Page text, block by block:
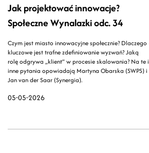
05-05-2026
Jak projektować innowacje?
Społeczne Wynalazki odc. 34
Czym jest miasto innowacyjne społecznie? Dlaczego
kluczowe jest trafne zdefiniowanie wyzwań? Jaką
rolę odgrywa „klient” w procesie skalowania? Na te i
inne pytania opowiadają Martyna Obarska (SWPS) i
Jan van der Saar (Synergia).